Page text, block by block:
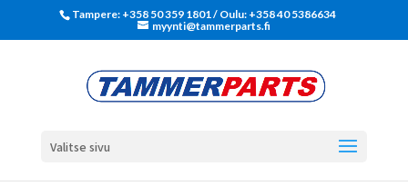
Tampere: +358 50 359 1801‬ / Oulu: +358 40 5386634
myynti@tammerparts.fi
Valitse sivu